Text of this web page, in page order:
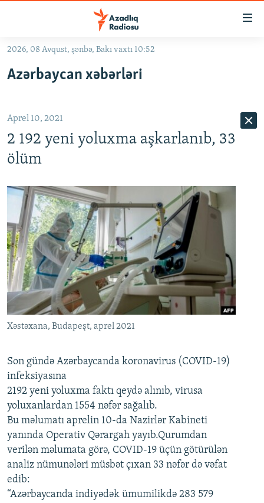
Əsas
qayıt
qayıt
Axtarışa
#ƏSLINDƏ
FƏRQƏ BAX
ARAŞDIRMA
MULTIMEDIA
VIDEO
FOTOQALEREYA
İNFOQRAFIKA
KARIKATURA
RADIO ARXIV
OXU ZALI
AZƏRBAYCAN ƏDƏBIYYATI KITABXANASI
İSLAM VƏ DEMOKRATIYA
HAQQIMIZDA
MISSIYAMIZ
PEŞƏ ETIKASI VƏ JURNALISTIKA STANDARTLARIMIZ
BIZIMLƏ ƏLAQƏ
XƏBƏR BÜLLETENLƏRIMIZ
BIZI IZLƏ
2026, 08 Avqust, şənbə, Bakı vaxtı 10:52
Azərbaycan xəbərləri
Aprel 10, 2021
2 192 yeni yoluxma aşkarlanıb, 33
ölüm
Xəstəxana, Budapeşt, aprel 2021
Son gündə Azərbaycanda koronavirus (COVID-19)
infeksiyasına
2192 yeni yoluxma faktı qeydə alınıb, virusa
yoluxanlardan 1554 nəfər sağalıb.
Bu məlumatı aprelin 10-da Nazirlər Kabineti
yanında Operativ Qərargah yayıb.Qurumdan
verilən məlumata görə, COVID-19 üçün götürülən
analiz nümunələri müsbət çıxan 33 nəfər də vəfat
edib:
“Azərbaycanda indiyədək ümumilikdə 283 579